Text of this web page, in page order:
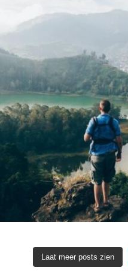
Laat meer posts zien